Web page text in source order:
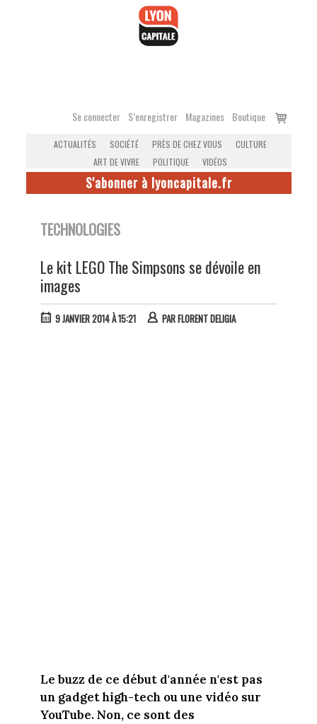
Se connecter S’enregistrer Magazines Boutique
Voir
ACTUALITÉS SOCIÉTÉ PRÈS DE CHEZ VOUS
CULTURE
ART DE VIVRE
POLITIQUE VIDÉOS
S'abonner à lyoncapitale.fr
TECHNOLOGIES
Le kit LEGO The Simpsons se dévoile en
images
9 JANVIER 2014 À 15:21 PARFLORENT DELIGIA
Le buzz de ce début d'année n'est pas
un gadget high-tech ou une vidéo sur
YouTube. Non, ce sont des